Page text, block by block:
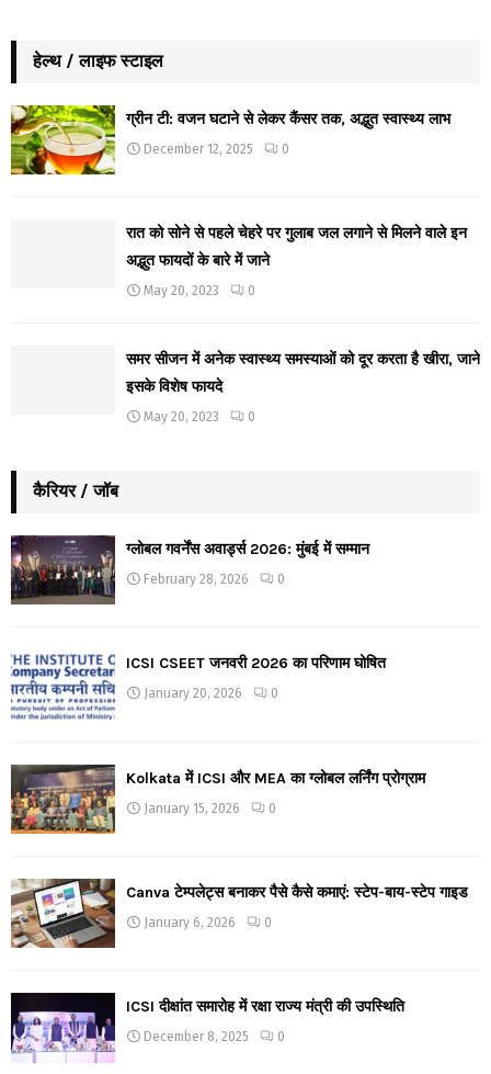
हेल्थ / लाइफ स्टाइल
ग्रीन टी: वजन घटाने से लेकर कैंसर तक, अद्भुत स्वास्थ्य लाभ
December 12, 2025 0
रात को सोने से पहले चेहरे पर गुलाब जल लगाने से मिलने वाले इन
अद्भुत फायदों के बारे में जाने
May 20, 2023 0
समर सीजन में अनेक स्वास्थ्य समस्याओं को दूर करता है खीरा, जाने
इसके विशेष फायदे
May 20, 2023 0
कैरियर / जॉब
ग्लोबल गवर्नेंस अवार्ड्स 2026: मुंबई में सम्मान
February 28, 2026 0
ICSI CSEET जनवरी 2026 का परिणाम घोषित
January 20, 2026 0
Kolkata में ICSI और MEA का ग्लोबल लर्निंग प्रोग्राम
January 15, 2026 0
Canva टेम्पलेट्स बनाकर पैसे कैसे कमाएं: स्टेप-बाय-स्टेप गाइड
January 6, 2026 0
ICSI दीक्षांत समारोह में रक्षा राज्य मंत्री की उपस्थिति
December 8, 2025 0